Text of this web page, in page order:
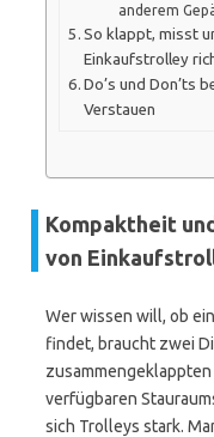
anderem
So klappt, misst
Einkaufstrolley
Do’s und Don’ts
Verstauen
Kompaktheit
von
Wer wissen will, ob
findet, braucht zwei
verfügbaren
sich Trolleys stark.